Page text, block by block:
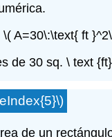
\( A=30\:\text{ ft
de 30 sq. \ text
de un